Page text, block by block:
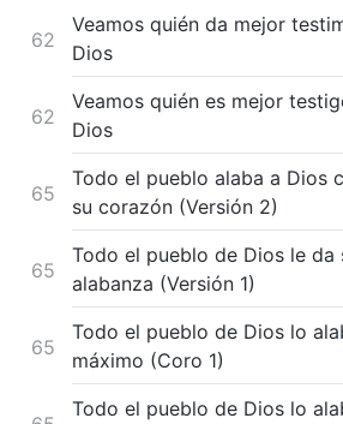
62
Veamos quién da mejor
Dios
62
Veamos quién es mejor
Dios
65
Todo el pueblo alaba a Dios
su corazón (Versión 2)
65
Todo el pueblo de Dios le da
alabanza (Versión 1)
65
Todo el pueblo de Dios lo
máximo (Coro 1)
Todo el pueblo de Dios lo